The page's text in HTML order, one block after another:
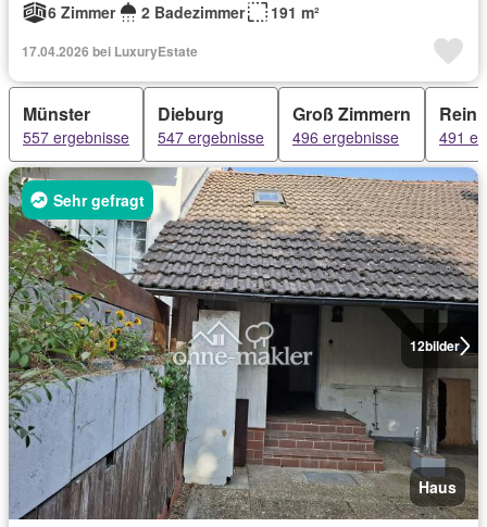
6 Zimmer
2 Badezimmer 191 m²
17.04.2026 bei LuxuryEstate
Münster
557 ergebnisse
Dieburg
547 ergebnisse
Groß Zimmern
496 ergebnisse 491
12bilder
Sehr gefragt
Haus